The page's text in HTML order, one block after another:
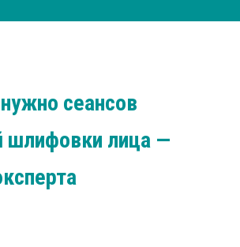
сеансов
шлифовки лица —